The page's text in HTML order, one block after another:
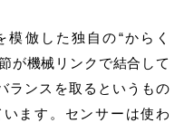
模倣した独自の“からく
が機械リンクで結合して
ランスを取るというもの
います。センサーは使わ